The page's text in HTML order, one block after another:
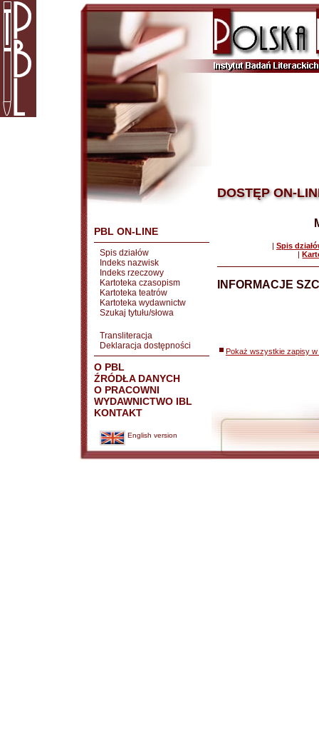
PBL ON-LINE
Spis działów
Indeks nazwisk
Indeks rzeczowy
Kartoteka czasopism
Kartoteka teatrów
Kartoteka wydawnictw
Szukaj tytułu/słowa
Transliteracja
Deklaracja dostępności
O PBL
ŹRÓDŁA DANYCH
O PRACOWNI
WYDAWNICTWO IBL
KONTAKT
English version
DOSTĘP ON-
| Spis
|
INFORMACJE
Pokaż wszystkie zapisy